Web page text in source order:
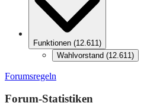
Funktionen (12.611)
Wahlvorstand (12.611)
Forumsregeln
Forum-Statistiken